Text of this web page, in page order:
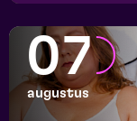
07
augustus